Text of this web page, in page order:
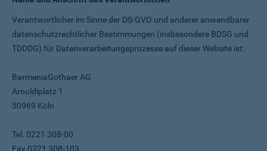
Verantwortlicher im Sinne der DS-GVO und anderer anwendbarer
datenschutz­rechtlicher Bestimmungen (insbesondere BDSG und
TDDDG) für Daten­verarbeitungs­prozesse auf dieser Website ist:
BarmeniaGothaer AG
Arnoldiplatz 1
50969 Köln
Tel. 0221 308-00
Fax 0221 308-103